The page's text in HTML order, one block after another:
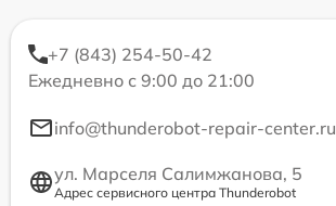
+7 (843) 254-50-42
Ежедневно с 9:00 до 21:00
info@thunderobot-repair-center.ru
ул. Марселя Салимжанова, 5
Адрес сервисного центра Thunderobot